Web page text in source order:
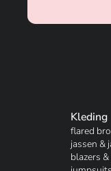
Kleding
flared
jassen &
blazers